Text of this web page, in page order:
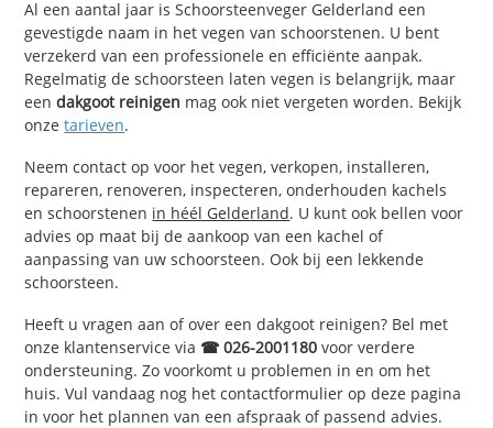
Al een aantal jaar is Schoorsteenveger Gelderland een
gevestigde naam in het vegen van schoorstenen. U bent
verzekerd van een professionele en efficiënte aanpak.
Regelmatig de schoorsteen laten vegen is belangrijk, maar
eendakgoot reinigen mag ook niet vergeten worden. Bekijk
onzetarieven.
Neem contact op voor het vegen, verkopen, installeren,
repareren, renoveren, inspecteren, onderhouden kachels
en schoorstenen in héél Gelderland. U kunt ook bellen voor
advies op maat bij de aankoop van een kachel of
aanpassing van uw schoorsteen. Ook bij een lekkende
schoorsteen.
Heeft u vragen aan of over een dakgoot reinigen? Bel met
onze klantenservice via ☎ 026-2001180 voor verdere
ondersteuning. Zo voorkomt u problemen in en om het
huis. Vul vandaag nog het contactformulier op deze pagina
in voor het plannen van een afspraak of passend advies.